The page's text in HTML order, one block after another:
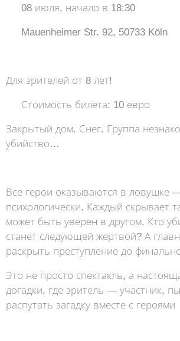
⏰ 08 июля, начало в 18:30
📍 Mauenheimer Str. 92, 50733 Köln
Для зрителей от 8 лет!
🎟 Стоимость билета: 10 евро
Закрытый дом. Снег. Группа
убийство…
Все герои оказываются в ловушке
психологически. Каждый скрывает
может быть уверен в другом. Кто
станет следующей жертвой? А
раскрыть преступление до
Это не просто спектакль, а
догадки, где зритель — участник,
распутать загадку вместе с героями